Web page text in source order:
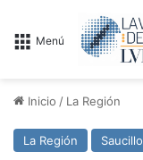
Menú
Inicio / La Región
La Región Saucillo